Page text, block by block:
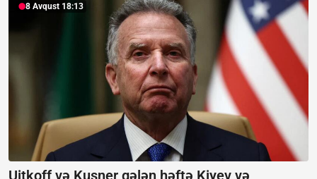
8 Avqust 18:13
Uitkoff və Kuşner gələn həftə Kiyev və